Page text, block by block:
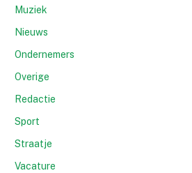
Muziek
Nieuws
Ondernemers
Overige
Redactie
Sport
Straatje
Vacature